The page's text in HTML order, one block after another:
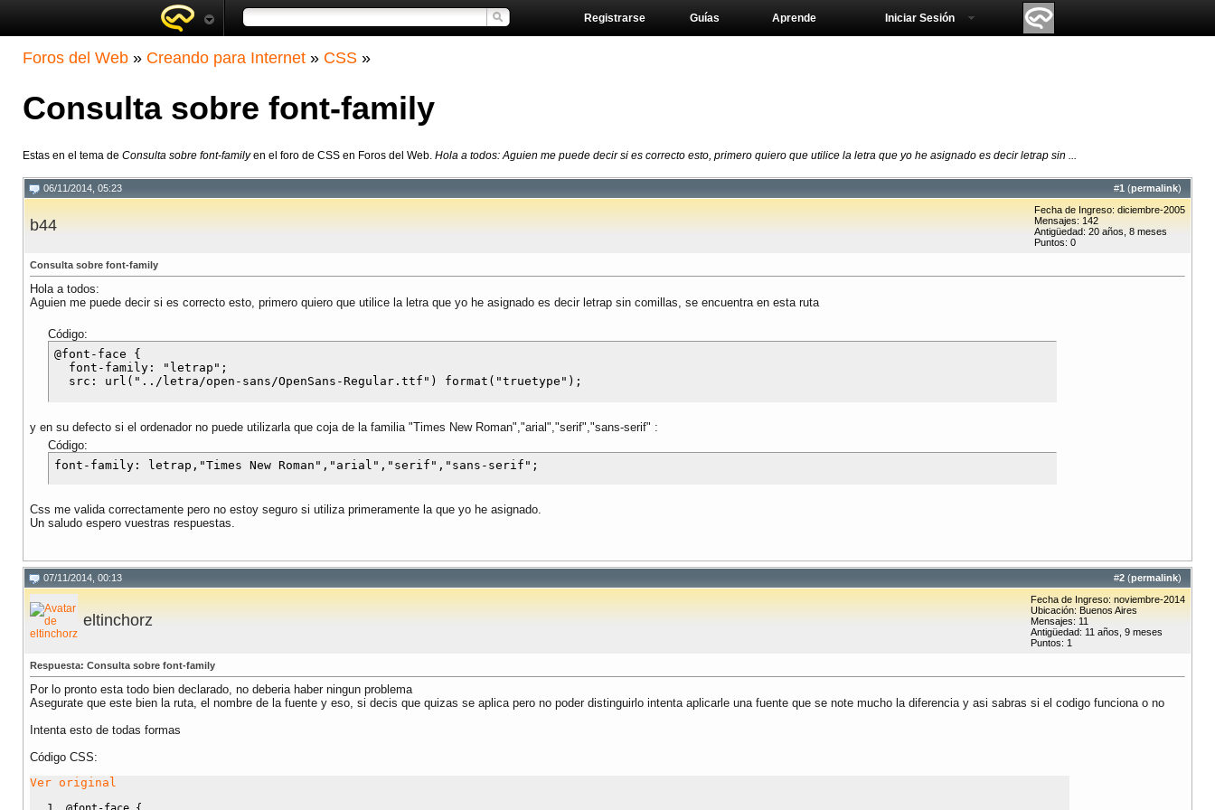
Aprende
Guías
Registrarse Iniciar Sesión
Foros del Web » Creando para Internet » CSS »
Consulta sobre font-family
Estas en el tema de Consulta sobre font-familyen el foro de CSS en Foros del Web. Hola a todos: Aguien me puede decir si es correcto esto, primero quiero que utilice la letra que yo he asignado es decir letrap sin ...
#1 (permalink)
06/11/2014, 05:23
b44
Fecha de Ingreso: diciembre-2005
Mensajes: 142
Antigüedad: 20 años, 8 meses
Puntos: 0
Consulta sobre font-family
Hola a todos:
Aguien me puede decir si es correcto esto, primero quiero que utilice la letra que yo he asignado es decir letrap sin comillas, se encuentra en esta ruta
Código:
@font-face {
  font-family: "letrap";
y en su defecto si el ordenador no puede utilizarla que coja de la familia "Times New Roman","arial","serif","sans-serif" :
Código:
Css me valida correctamente pero no estoy seguro si utiliza primeramente la que yo he asignado.
Un saludo espero vuestras respuestas.
#2 (permalink)
07/11/2014, 00:13
eltinchorz
Fecha de Ingreso: noviembre-2014
Ubicación: Buenos Aires
Mensajes: 11
Antigüedad: 11 años, 9 meses
Puntos: 1
Respuesta: Consulta sobre font-family
Por lo pronto esta todo bien declarado, no deberia haber ningun problema
Asegurate que este bien la ruta, el nombre de la fuente y eso, si decis que quizas se aplica pero no poder distinguirlo intenta aplicarle una fuente que se note mucho la diferencia y asi sabras si el codigo funciona o no
Intenta esto de todas formas
Código CSS:
Ver original